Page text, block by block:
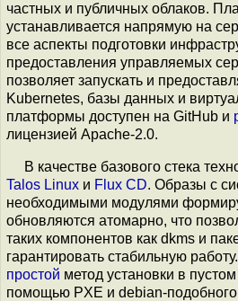
частных и публичных облаков.
устанавливается напрямую на
все аспекты подготовки
предоставления управляемых
позволяет запускать и
Kubernetes, базы данных и
платформы доступен на GitHub и
лицензией Apache-2.0.
В качестве базового стека
Talos Linux и Flux CD. Образы с
необходимыми модулями
обновляются атомарно, что
таких компонентов как dkms и
гарантировать стабильную
простой метод установки в
помощью PXE и debian-